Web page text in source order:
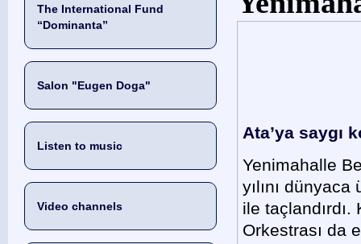
The International Fund
“Dominanta”
Salon "Eugen Doga"
Listen to music
Video channels
Ata’ya saygı
Yenimahalle
yılını
ile
Orkestrası da